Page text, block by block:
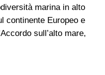
marina in alto
continente Europeo e
sull’alto mare,